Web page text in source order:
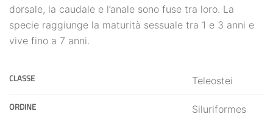
dorsale, la caudale e l’anale sono fuse tra loro. La
specie raggiunge la maturità sessuale tra 1 e 3 anni e
vive fino a 7 anni.
CLASSE Teleostei
ORDINE Siluriformes